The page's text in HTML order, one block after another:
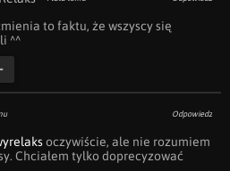
to faktu, że wszyscy się
^^
Odpowiedz
oczywiście, ale nie rozumiem
Chciałem tylko doprecyzować